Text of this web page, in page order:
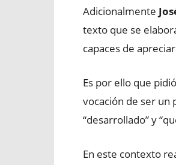
Adicionalmente
texto que se
capaces de
Es por ello que
vocación de ser un
“desarrollado” y
En este contexto